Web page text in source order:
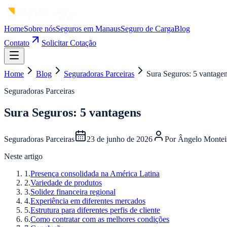
HomeSobre nósSeguros em ManausSeguro de CargaBlog
Contato
Solicitar Cotação
Home Blog Seguradoras Parceiras
Sura Seguros: 5
Seguradoras Parceiras
Sura Seguros: 5 vantagens
Seguradoras Parceiras 23 de junho de 2026 Por Ângelo
Neste artigo
1 .Presença consolidada na América Latina
2.Variedade de produtos
3.Solidez financeira regional
4.Experiência em diferentes mercados
5.Estrutura para diferentes perfis de cliente
6.Como contratar com as melhores condições